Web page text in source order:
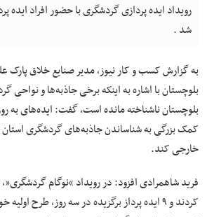
رویداد ایده پردازی گردشگری با حضور افراد ایده
شد .
به گزارش کسب و کار نیوز، مدیر صنایع خلاق پارک
بلوچستان با اشاره به اینکه برخی جاذبه‌ها و نواحی
بلوچستان ناشناخته مانده است، گفت: ایده‌های به
کمک بزرگی به شناساندن جاذبه‌های گردشگری
خارجی کند.
فرید شاهمرادی افزود: در رویداد “نوگام
کردند و ۹ ایده پرداز برگزیده در سه روز، طرح